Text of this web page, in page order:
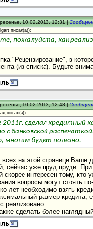
10.02.2013, 12:31 |
писал(а)):
пожалуйста, как
"Рецензирование", в
(из списка). Будьте
10.02.2013, 12:48 |
писал(а)):
2011г. сделал кредитный
с банковской распечаткой.
многим будет полезно.
всех на этой странице Ваше
сейчас уже пруд пруди.
скорее интересен тому, кто
вопросы могут стоять
лет необходимо взять
размер кредита,
реализовано.
сделать более